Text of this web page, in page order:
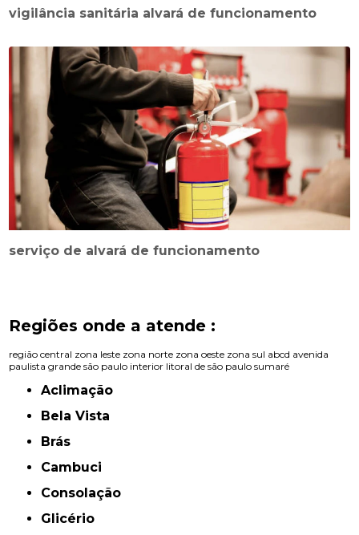
vigilância sanitária alvará de funcionamento
serviço de alvará de funcionamento
Regiões onde a atende :
região central zona leste zona norte zona oeste zona sul abcd avenida
paulista grande são paulo interior litoral de são paulo sumaré
Aclimação
Bela Vista
Brás
Cambuci
Consolação
Glicério